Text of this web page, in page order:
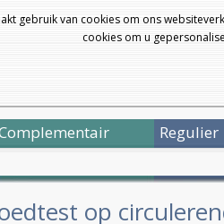
gebruik van cookies om ons
cookies om u
Regulier
op